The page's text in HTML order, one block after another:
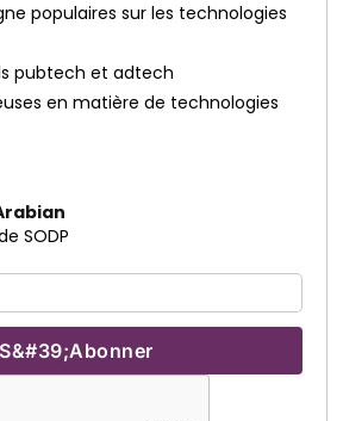
populaires sur les technologies
pubtech et adtech
en matière de technologies
SODP